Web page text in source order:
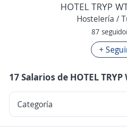
HOTEL TRYP
Hostelería /
87
+
17 Salarios de HOTEL TRYP